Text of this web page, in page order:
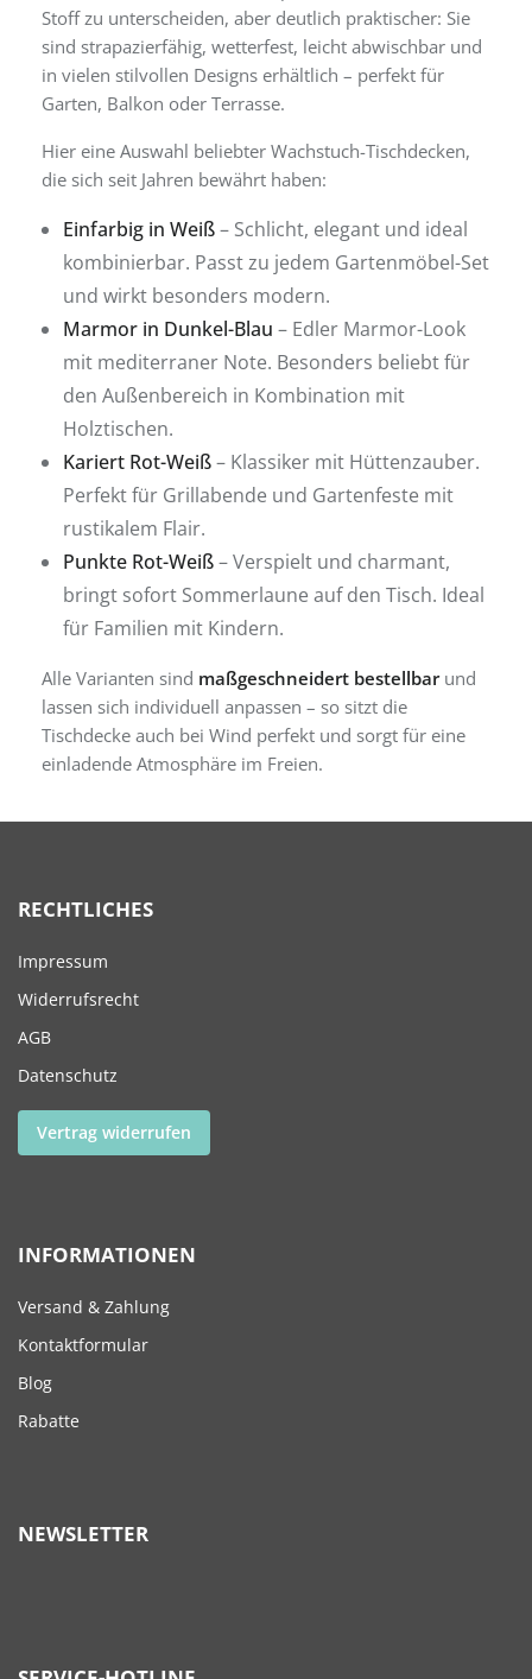
Stoff zu unterscheiden, aber deutlich praktischer: Sie
sind strapazierfähig, wetterfest, leicht abwischbar und
in vielen stilvollen Designs erhältlich – perfekt für
Garten, Balkon oder Terrasse.
Hier eine Auswahl beliebter Wachstuch-Tischdecken,
die sich seit Jahren bewährt haben:
Einfarbig in Weiß– Schlicht, elegant und ideal
kombinierbar. Passt zu jedem Gartenmöbel-Set
und wirkt besonders modern.
Marmor in Dunkel-Blau – Edler Marmor-Look
mit mediterraner Note. Besonders beliebt für
den Außenbereich in Kombination mit
Holztischen.
Kariert Rot-Weiß– Klassiker mit Hüttenzauber.
Perfekt für Grillabende und Gartenfeste mit
rustikalem Flair.
Punkte Rot-Weiß– Verspielt und charmant,
bringt sofort Sommerlaune auf den Tisch. Ideal
für Familien mit Kindern.
Alle Varianten sind maßgeschneidert bestellbarund
lassen sich individuell anpassen – so sitzt die
Tischdecke auch bei Wind perfekt und sorgt für eine
einladende Atmosphäre im Freien.
RECHTLICHES
Impressum
Widerrufsrecht
AGB
Datenschutz
Vertrag widerrufen
INFORMATIONEN
Versand & Zahlung
Kontaktformular
Blog
Rabatte
NEWSLETTER